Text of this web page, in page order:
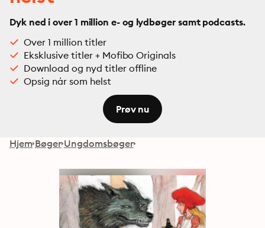
Dyk ned i over 1 million e- og lydbøger samt podcasts.
Over 1 million titler
Eksklusive titler + Mofibo Originals
Download og nyd titler offline
Opsig når som helst
Prøv nu
Hjem Bøger Ungdomsbøger